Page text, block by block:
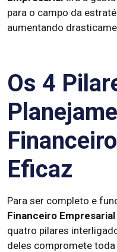
para o campo da
aumentando
Os 4
Eficaz
Para ser completo e
Financeiro Empresarial
quatro pilares
deles compromete